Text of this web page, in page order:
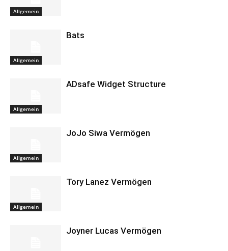
Allgemein
Allgemein
Bats
Allgemein
ADsafe Widget Structure
Allgemein
JoJo Siwa Vermögen
Allgemein
Tory Lanez Vermögen
Joyner Lucas Vermögen